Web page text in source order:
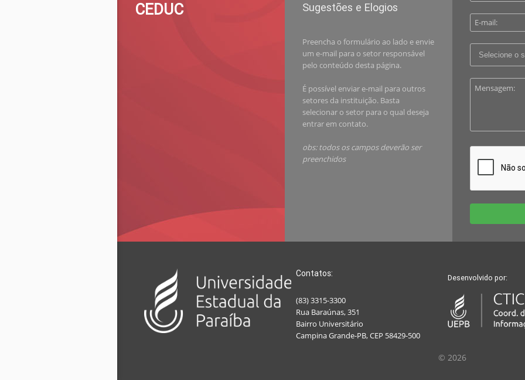
CEDUC
Sugestões e Elogios
Preencha o formulário ao lado e envie
um e-mail para o setor responsável
pelo conteúdo desta página.
É possível enviar e-mail para outros
setores da instituição. Basta
selecionar o setor para o qual deseja
entrar em contato.
obs: todos os campos deverão ser
preenchidos
Contatos:
(83) 3315-3300
Rua Baraúnas, 351
Bairro Universitário
Campina Grande-PB, CEP 58429-500
Desenvolvido por:
© 2026